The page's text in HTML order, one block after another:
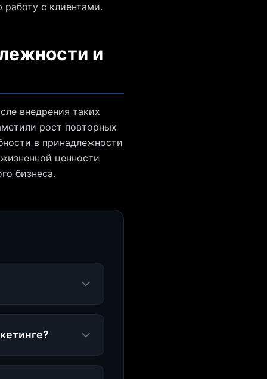
с клиентами.
и
внедрения таких
рост повторных
в принадлежности
ценности
бизнеса.